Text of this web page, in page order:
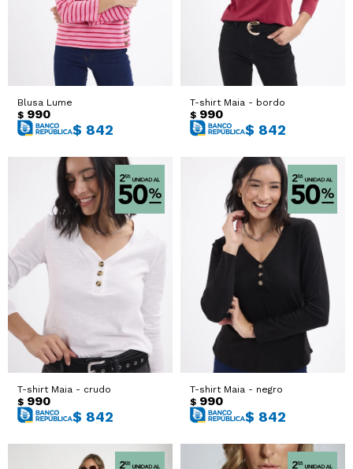
Blusa Lume
$ 990
$ 842
T-shirt Maia - bordo
$ 990
$ 842
T-shirt Maia - crudo
$ 990
$ 842
T-shirt Maia - negro
$ 990
$ 842